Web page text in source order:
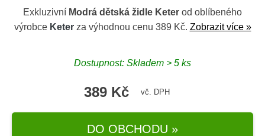
Exkluzivní Modrá dětská židle Keter od oblíbeného
výrobce Keterza výhodnou cenu 389 Kč. Zobrazit více »
Dostupnost: Skladem > 5 ks
389 Kč vč. DPH
DO OBCHODU »